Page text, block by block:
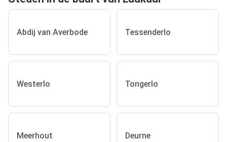
Abdij van Averbode Tessenderlo
Westerlo Tongerlo
Meerhout Deurne